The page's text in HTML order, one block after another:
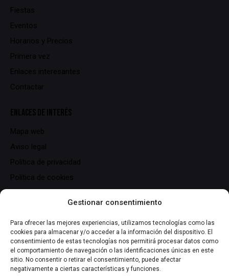
Gestionar consentimiento
Para ofrecer las mejores experiencias, utilizamos tecnologías como las
cookies para almacenar y/o acceder a la información del dispositivo. El
consentimiento de estas tecnologías nos permitirá procesar datos como
el comportamiento de navegación o las identificaciones únicas en este
sitio. No consentir o retirar el consentimiento, puede afectar
negativamente a ciertas características y funciones.
Fiestas
Eventos
Horarios y Precios
Primera vez
Enlaces interesantes
Contactar
ENLACES DE INTERÉS
Mapa web
Aviso legal
Política de privacidad
Política de cookies
DATOS DE CONTACTO
C/ Serrallers, 25,
43700 El Vendrell (Tarragona)
info@lasmiliuna.com
+34 691 344 163